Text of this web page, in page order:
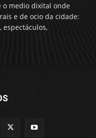
o medio dixital onde
e de ocio da cidade:
espectáculos,